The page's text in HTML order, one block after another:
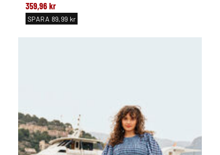
359,96 kr
SPARA 89,99 kr